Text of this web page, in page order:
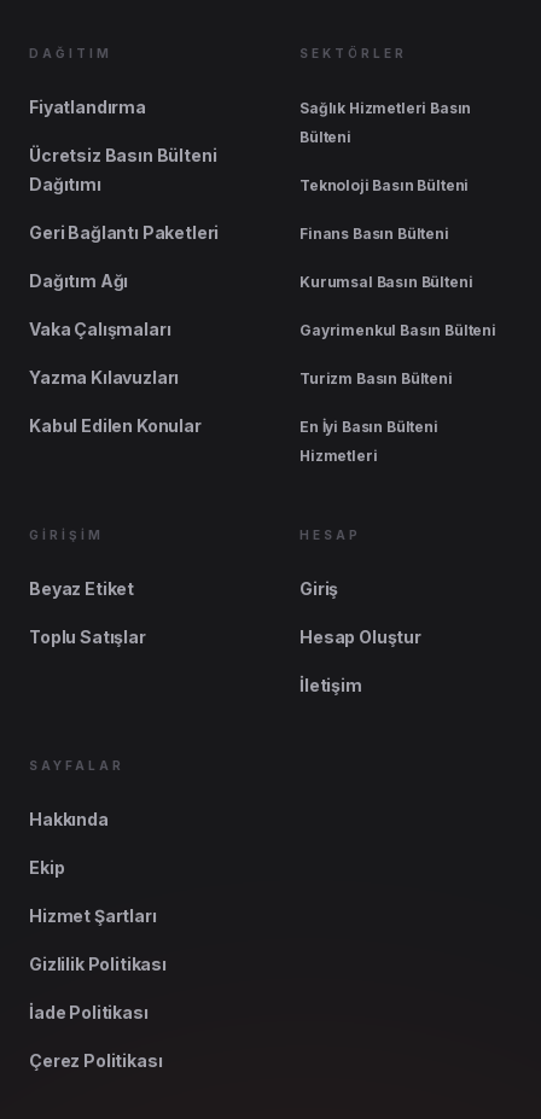
DAĞITIM
Fiyatlandırma
Ücretsiz Basın Bülteni
Dağıtımı
Geri Bağlantı Paketleri
Dağıtım Ağı
Vaka Çalışmaları
Yazma Kılavuzları
Kabul Edilen Konular
SEKTÖRLER
Sağlık Hizmetleri Basın
Bülteni
Teknoloji Basın Bülteni
Finans Basın Bülteni
Kurumsal Basın Bülteni
Gayrimenkul Basın Bülteni
Turizm Basın Bülteni
En İyi Basın Bülteni
Hizmetleri
GİRİŞİM
Beyaz Etiket
Toplu Satışlar
HESAP
Giriş
Hesap Oluştur
İletişim
SAYFALAR
Hakkında
Ekip
Hizmet Şartları
Gizlilik Politikası
İade Politikası
Çerez Politikası